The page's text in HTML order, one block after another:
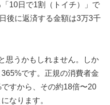
10日で1割（トイチ）」で
後に返済する金額は3万3千
思うかもしれません。しか
です。正規の消費者金
すから、その約18倍〜20
なります。